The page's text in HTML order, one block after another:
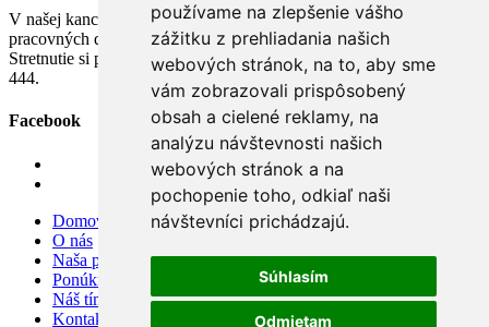
používame na zlepšenie vášho
zážitku z prehliadania našich
webových stránok, na to, aby sme
vám zobrazovali prispôsobený
obsah a cielené reklamy, na
analýzu návštevnosti našich
webových stránok a na
pochopenie toho, odkiaľ naši
návštevníci prichádzajú.
Súhlasím
Odmietam
V našej kancelárii v Nových Zámkoch nás môžete navštíviť v
pracovných dňoch na základe dohody.
Stretnutie si prosím dohodnite vopred telefonicky na tel: 0903 788
444.
Facebook
Domov
O nás
Naša ponuka
Ponúknite nám
Náš tím
Kontakt